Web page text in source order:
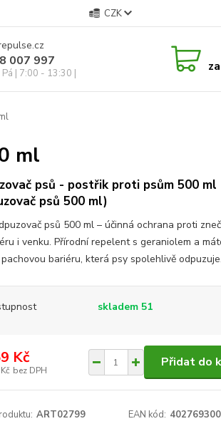
CZK
007 997
Pá | 7:00 - 13:30 | za
ml
psů - postřik proti psům 500 ml
psů 500 ml)
psů 500 ml – účinná ochrana proti
i venku. Přírodní repelent s geraniolem a
bariéru, která psy spolehlivě odpuzuje.
skladem 51
Kč
bez DPH
Přidat do
ART02799 EAN kód: